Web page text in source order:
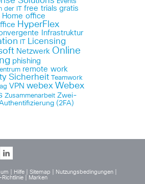
der IT free trials gratis
Home office
HyperFlex
Infrastruktur
IT Licensing
Netzwerk Online
phishing
remote work
Sicherheit Teamwork
VPN webex Webex
Zusammenarbeit Zwei-
(2FA)
Hilfe Sitemap Nutzungsbedingungen
Marken